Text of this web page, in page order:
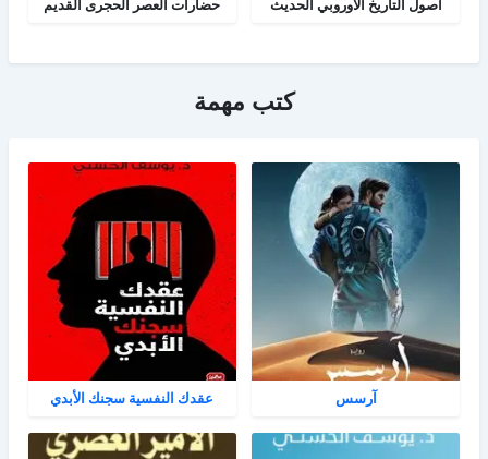
أصول التاريخ الأوروبي الحديث حضارات العصر الحجرى القديم
كتب مهمة
آرسس عقدك النفسية سجنك الأبدي